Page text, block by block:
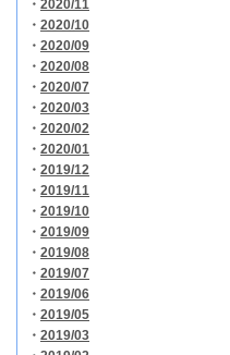
・ 2020/11
・ 2020/10
・ 2020/09
・ 2020/08
・ 2020/07
・ 2020/03
・ 2020/02
・ 2020/01
・ 2019/12
・ 2019/11
・ 2019/10
・ 2019/09
・ 2019/08
・ 2019/07
・ 2019/06
・ 2019/05
・ 2019/03